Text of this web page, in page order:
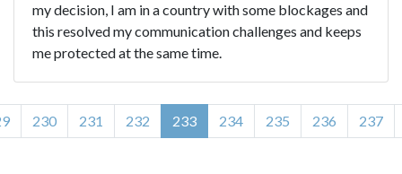
my decision, I am in a country with some blockages and
this resolved my communication challenges and keeps
me protected at the same time.
230 231 232 233 234 235 236 237